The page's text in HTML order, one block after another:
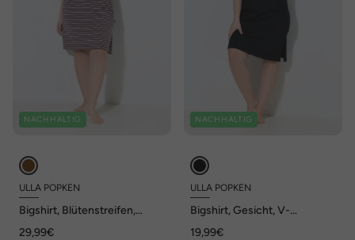
NACHHALTIG
ULLA POPKEN
Bigshirt, Blütenstreifen,
29,99€
NACHHALTIG
ULLA POPKEN
Bigshirt, Gesicht, V-
19,99€